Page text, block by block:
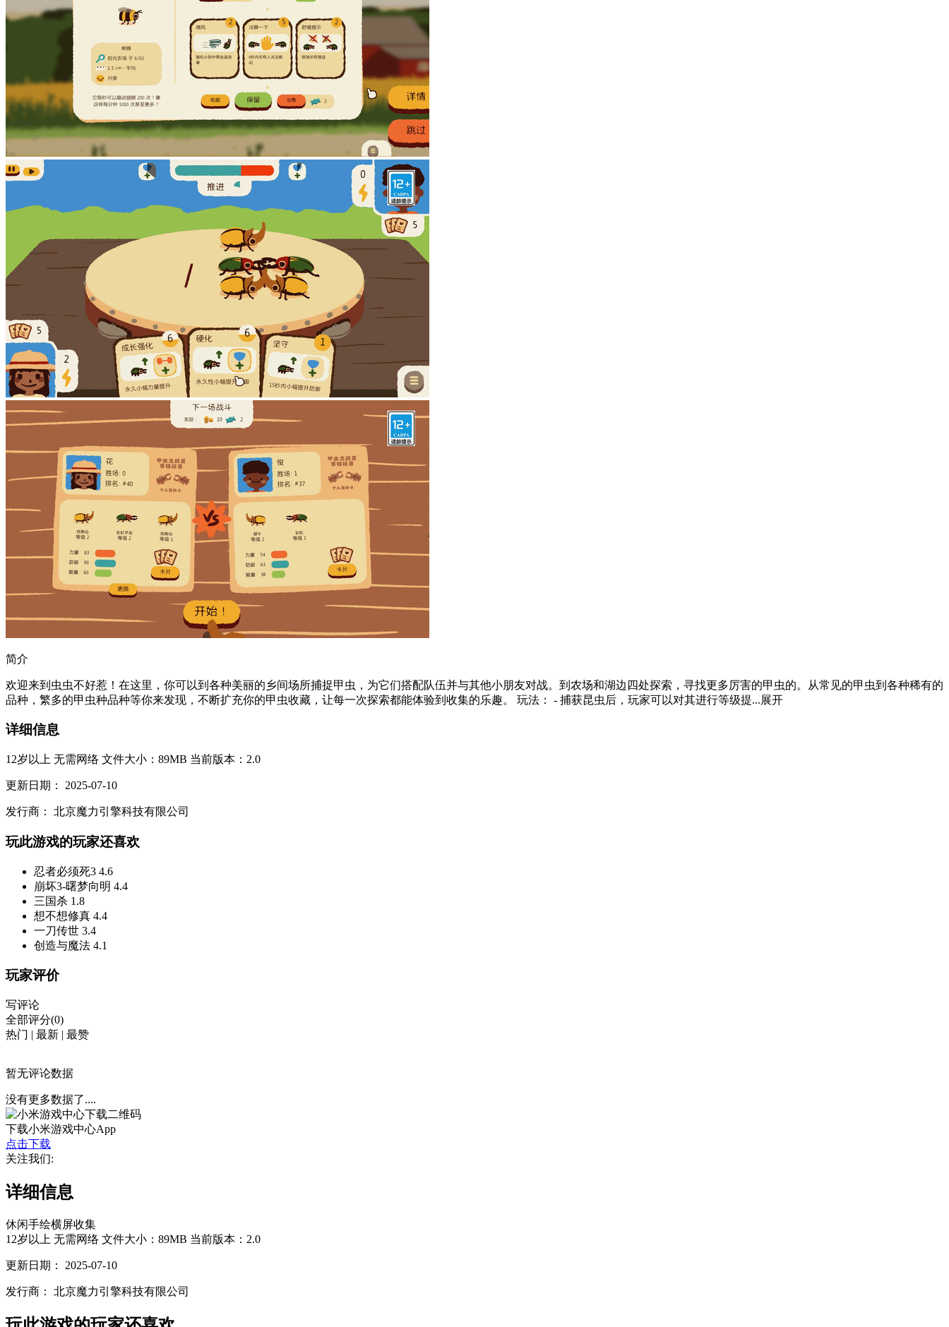
简介
欢迎来到虫虫不好惹！在这里，你可以到各种美丽的乡间场所捕捉甲虫，为它们搭配队伍并与其他小朋友对战。到农场和湖边四处探索，寻找更多厉害的甲虫的。从常见的甲虫到各种稀有的
品种，繁多的甲虫种品种等你来发现，不断扩充你的甲虫收藏，让每一次探索都能体验到收集的乐趣。 玩法： - 捕获昆虫后，玩家可以对其进行等级提...展开
详细信息
12岁以上 无需网络 文件大小：89MB 当前版本：2.0
更新日期： 2025-07-10
发行商： 北京魔力引擎科技有限公司
玩此游戏的玩家还喜欢
忍者必须死3 4.6
崩坏3-曙梦向明 4.4
三国杀 1.8
想不想修真 4.4
一刀传世 3.4
创造与魔法 4.1
玩家评价
写评论
全部评分(0)
热门 | 最新 | 最赞
暂无评论数据
没有更多数据了....
下载小米游戏中心App
点击下载
关注我们:
详细信息
休闲手绘横屏收集
12岁以上 无需网络 文件大小：89MB 当前版本：2.0
更新日期： 2025-07-10
发行商： 北京魔力引擎科技有限公司